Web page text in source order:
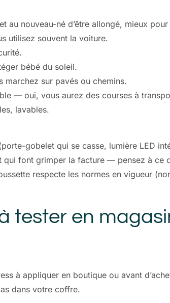
au nouveau-né d’être allongé, mieux
utilisez souvent la voiture.
bébé du soleil.
marchez sur pavés ou chemins.
— oui, vous aurez des courses à
lavables.
gobelet qui se casse, lumière LED
qui font grimper la facture — pensez à ce
respecte les normes en vigueur
tester en
à appliquer en boutique ou avant
dans votre coffre.